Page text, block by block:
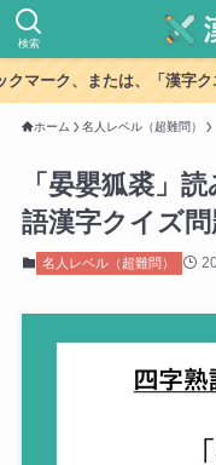
検索
マーク、または、「漢字ク
ホーム 名人レベル（超難問）
「晏嬰狐裘」
語漢字クイズ問
名人レベル（超難問）